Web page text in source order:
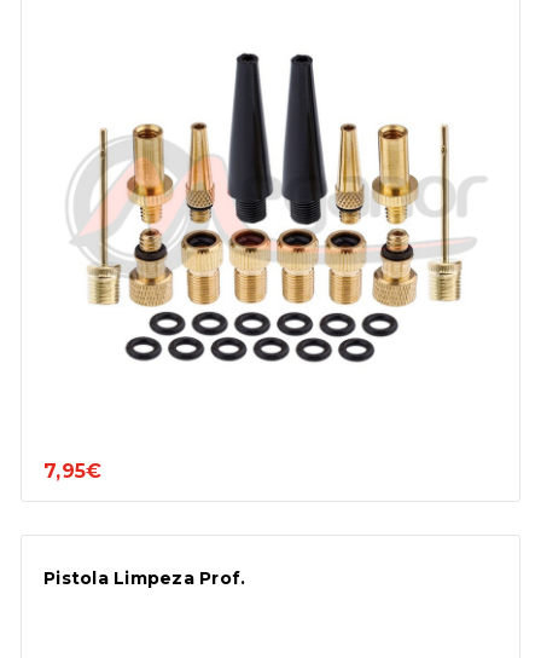
7,95€
Pistola Limpeza Prof.